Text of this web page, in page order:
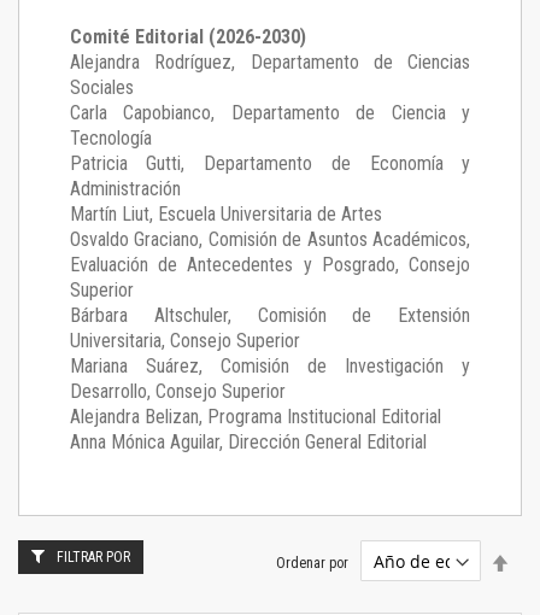
Comité Editorial (2026-2030)
Alejandra Rodríguez, Departamento de Ciencias
Sociales
Carla Capobianco, Departamento de Ciencia y
Tecnología
Patricia Gutti, Departamento de Economía y
Administración
Martín Liut, Escuela Universitaria de Artes
Osvaldo Graciano, Comisión de Asuntos Académicos,
Evaluación de Antecedentes y Posgrado, Consejo
Superior
Bárbara Altschuler, Comisión de Extensión
Universitaria, Consejo Superior
Mariana Suárez, Comisión de Investigación y
Desarrollo, Consejo Superior
Alejandra Belizan, Programa Institucional Editorial
Anna Mónica Aguilar, Dirección General Editorial
Ordenar por
FILTRAR POR